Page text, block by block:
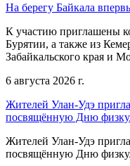
На берегу Байкала
К участию приглашены
Бурятии, а также из
Забайкальского края и
6 августа 2026 г.
Жителей Улан-Удэ
посвящённую Дню
Жителей Улан-Удэ
посвящённую Дню